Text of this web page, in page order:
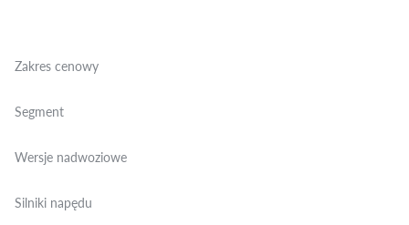
Zakres cenowy
Segment
Wersje nadwoziowe
Silniki napędu